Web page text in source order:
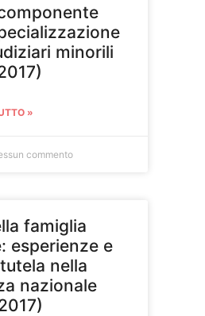
minorili
»
commento
famiglia
esperienze e
nella
nazionale